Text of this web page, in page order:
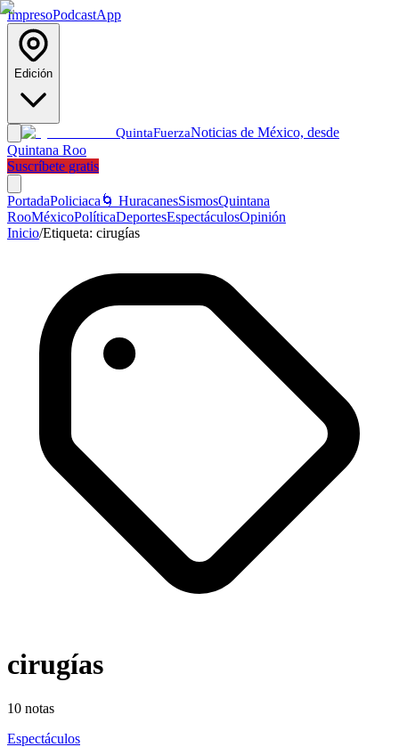
ImpresoPodcastApp
Edición
QuintaFuerzaNoticias de México, desde
Quintana Roo
Suscríbete gratis
PortadaPoliciaca 🌀 HuracanesSismosQuintana
RooMéxicoPolíticaDeportesEspectáculosOpinión
Inicio/Etiqueta: cirugías
cirugías
10 notas
Espectáculos